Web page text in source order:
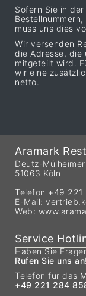
Sofern Sie in
muss uns dies
Wir versenden
die Adresse, die
mitgeteilt wird.
wir eine
netto.
Aramark
Deutz-
51063 Köln
Telefon +49
E-Mail:
Web:
Service
Haben Sie
Rufen Sie uns an!
Telefon für das
+49 221 284